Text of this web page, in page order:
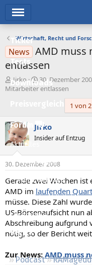
Ticker
Tests
Downloads
Forum
Aktuelles
Empfohlene Inhalte
Neue Beiträge
Neueste Aktivitäten
Leserartikel
Regeln
Podcast
Wirtschaft, Recht und
News AMD muss
entlassen
E
r
l
l
e
r
Jirko
E
r
t
30. Dezember
Mitarbeiter entlassen
1 von 2
Jirko
Insider auf Entzug
30. Dezember 2008
Gerade zwei Wochen ist
AMD im laufenden
müsse. Diese Zahl
US-Börsenaufsicht nun
Abschreibung aufgrund
nötig, so der Bericht
Zur News: AMD muss